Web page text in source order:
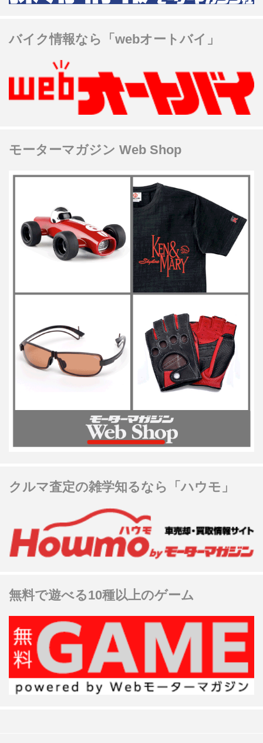
バイク情報なら「webオートバイ」
モーターマガジン Web Shop
クルマ査定の雑学知るなら「ハウモ」
無料で遊べる10種以上のゲーム